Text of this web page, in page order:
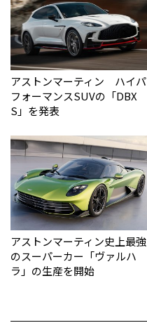
アストンマーティン ハイパ
フォーマンスSUVの「DBX
S」を発表
アストンマーティン史上最強
のスーパーカー「ヴァルハ
ラ」の生産を開始